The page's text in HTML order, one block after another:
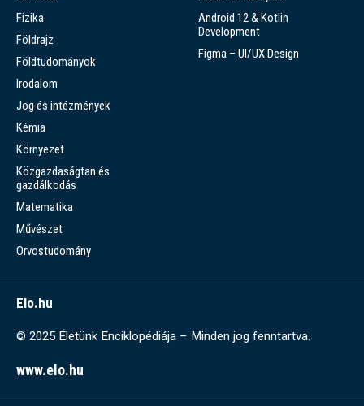
Fizika
Földrajz
Földtudományok
Irodalom
Jog és intézmények
Kémia
Környezet
Közgazdaságtan és
gazdálkodás
Matematika
Művészet
Orvostudomány
Android 12 & Kotlin
Development
Figma – UI/UX Design
Elo.hu
© 2025 Életünk Enciklopédiája – Minden jog fenntartva.
www.elo.hu